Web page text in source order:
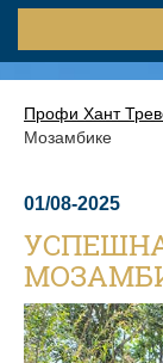
Профи Хант
Мозамбике
01/08-2025